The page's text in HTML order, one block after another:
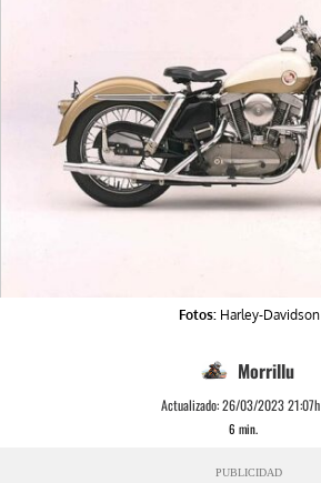
Fotos:Harley-Davidson
Morrillu
Actualizado:26/03/2023 21:07h
6 min.
PUBLICIDAD